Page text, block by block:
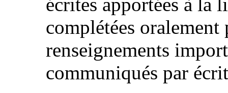
écrites apportées à la
complétées
renseignements
communiqués par